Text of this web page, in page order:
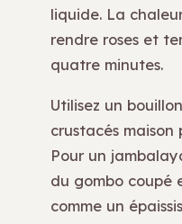
liquide. La
rendre roses et
quatre minutes.
Utilisez un
crustacés maison
Pour un
du gombo coupé
comme un